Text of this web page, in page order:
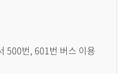
500번, 601번 버스 이용